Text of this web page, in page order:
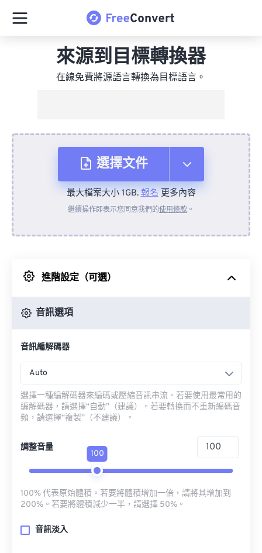
來源到目標轉換器
在線免費將源語言轉換為目標語言。
選擇文件
來自裝置
來自 Google 雲端硬碟
最大檔案大小 1GB.報名更多內容
繼續操作即表示您同意我們的使用條款 。
進階設定（可選）
音訊選項
音訊編解碼器
Auto
選擇一種編解碼器來編碼或壓縮音訊串流。若要使用最常用的
編解碼器，請選擇“自動”（建議）。若要轉換而不重新編碼音
頻，請選擇“複製”（不建議）。
調整音量
100
100% 代表原始體積。若要將體積增加一倍，請將其增加到
200%。若要將體積減少一半，請選擇 50%。
音訊淡入